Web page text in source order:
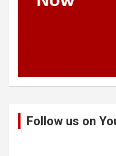
Follow us on